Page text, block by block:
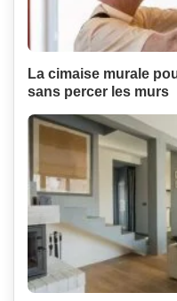
La cimaise murale
sans percer les murs